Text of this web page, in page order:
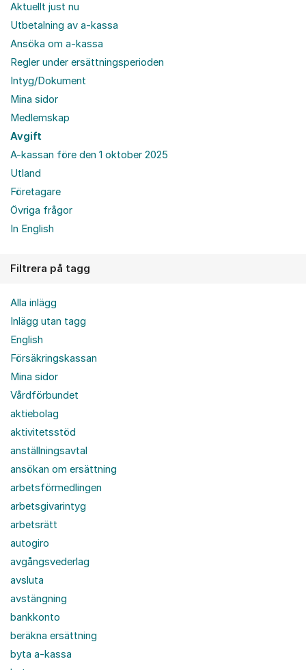
Aktuellt just nu
Utbetalning av a-kassa
Ansöka om a-kassa
Regler under ersättningsperioden
Intyg/Dokument
Mina sidor
Medlemskap
Avgift
A-kassan före den 1 oktober 2025
Utland
Företagare
Övriga frågor
In English
Filtrera på tagg
Alla inlägg
Inlägg utan tagg
English
Försäkringskassan
Mina sidor
Vårdförbundet
aktiebolag
aktivitetsstöd
anställningsavtal
ansökan om ersättning
arbetsförmedlingen
arbetsgivarintyg
arbetsrätt
autogiro
avgångsvederlag
avsluta
avstängning
bankkonto
beräkna ersättning
byta a-kassa